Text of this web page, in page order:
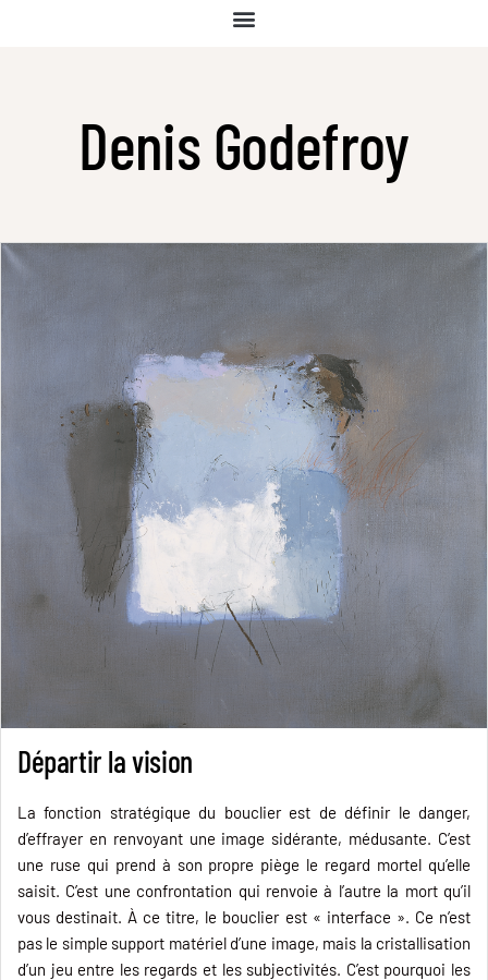
Denis Godefroy
Départir la vision
La fonction stratégique du bouclier est de définir le danger,
d’effrayer en renvoyant une image sidérante, médusante. C’est
une ruse qui prend à son propre piège le regard mortel qu’elle
saisit. C’est une confrontation qui renvoie à l’autre la mort qu’il
vous destinait. À ce titre, le bouclier est « interface ». Ce n’est
pas le simple support matériel d’une image, mais la cristallisation
d’un jeu entre les regards et les subjectivités. C’est pourquoi les